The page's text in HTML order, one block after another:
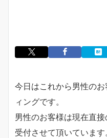
今日はこれから男性の
ィングです。
男性のお客様は現在直
受付させて頂いています